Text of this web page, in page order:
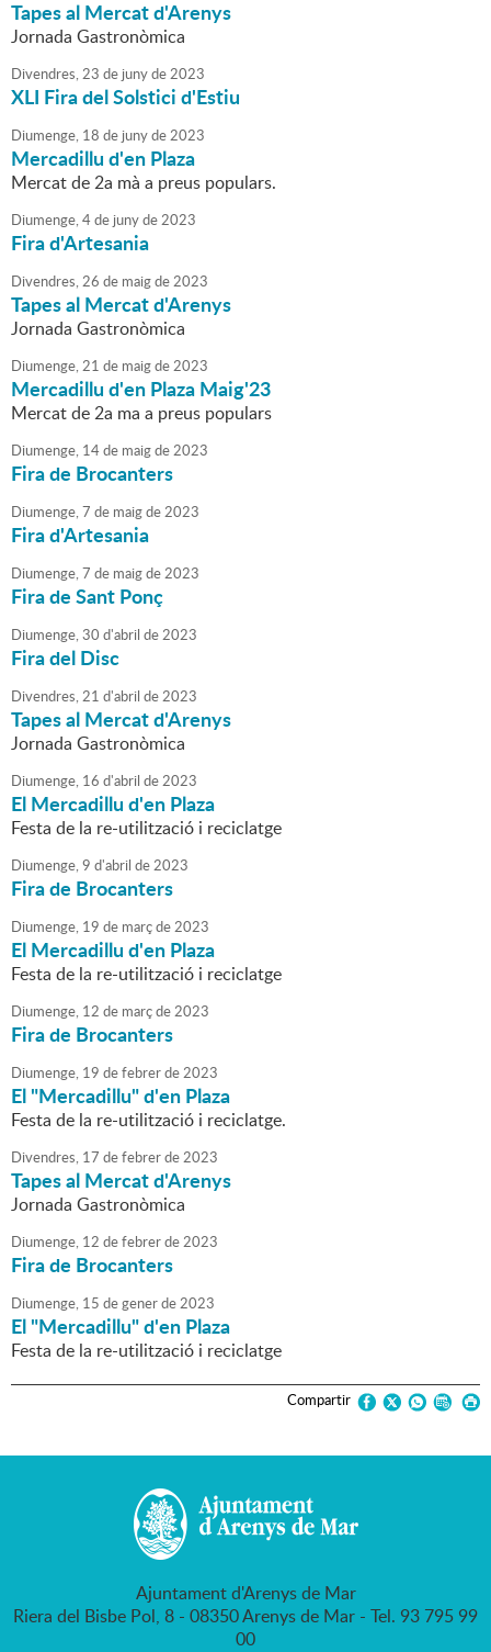
Tapes al Mercat d'Arenys
Jornada Gastronòmica
Divendres,23 de junyde2023
XLI Fira del Solstici d'Estiu
Diumenge, 18 de junyde2023
Mercadillu d'en Plaza
Mercat de 2a mà a preus populars.
Diumenge,4de junyde2023
Fira d'Artesania
Divendres,26 de maigde2023
Tapes al Mercat d'Arenys
Jornada Gastronòmica
Diumenge,21 de maigde2023
Mercadillu d'en Plaza Maig'23
Mercat de 2a ma a preus populars
Diumenge, 14de maigde2023
Fira de Brocanters
Diumenge,7 de maigde2023
Fira d'Artesania
Diumenge,7 de maigde2023
Fira de Sant Ponç
Diumenge,30 d'abril de2023
Fira del Disc
Divendres,21 d'abril de2023
Tapes al Mercat d'Arenys
Jornada Gastronòmica
Diumenge, 16 d'abril de2023
El Mercadillu d'en Plaza
Festa de la re-utilització i reciclatge
Diumenge,9 d'abril de2023
Fira de Brocanters
Diumenge, 19 de marçde2023
El Mercadillu d'en Plaza
Festa de la re-utilització i reciclatge
Diumenge, 12 de marçde2023
Fira de Brocanters
Diumenge, 19 defebrerde2023
El "Mercadillu" d'en Plaza
Festa de la re-utilització i reciclatge.
Divendres, 17 defebrerde2023
Tapes al Mercat d'Arenys
Jornada Gastronòmica
Diumenge, 12 defebrerde2023
Fira de Brocanters
Diumenge, 15 degenerde2023
El "Mercadillu" d'en Plaza
Festa de la re-utilització i reciclatge
Compartir
Ajuntament d'Arenys de Mar
Riera del Bisbe Pol, 8 - 08350 Arenys de Mar - Tel. 93 795 99
00